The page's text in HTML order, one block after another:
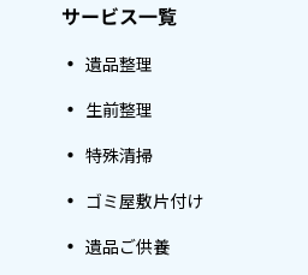
サービス一覧
遺品整理
生前整理
特殊清掃
ゴミ屋敷片付け
遺品ご供養